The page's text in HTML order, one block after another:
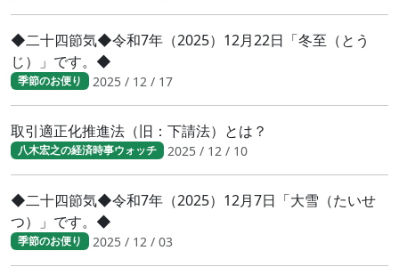
◆二十四節気◆令和7年（2025）12月22日「冬至（とう
じ）」です。◆
季節のお便り 2025 / 12 / 17
取引適正化推進法（旧：下請法）とは？
八木宏之の経済時事ウォッチ 2025 / 12 / 10
◆二十四節気◆令和7年（2025）12月7日「大雪（たいせ
つ）」です。◆
季節のお便り 2025 / 12 / 03